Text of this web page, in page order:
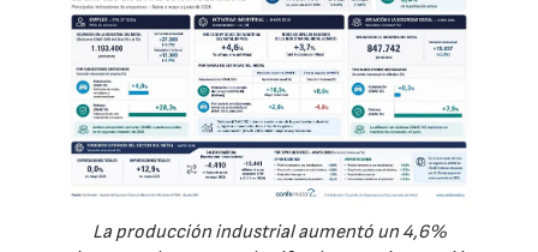
La producción industrial aumentó un 4,6%